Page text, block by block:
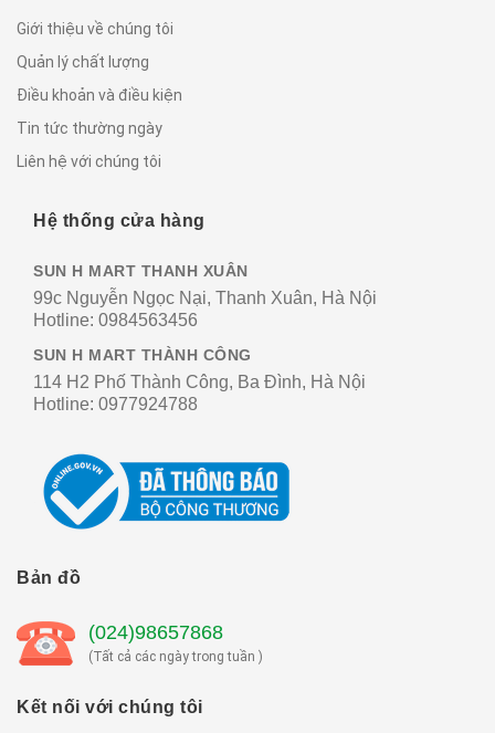
Giới thiệu về chúng tôi
Quản lý chất lượng
Điều khoản và điều kiện
Tin tức thường ngày
Liên hệ với chúng tôi
Hệ thống cửa hàng
SUN H MART THANH XUÂN
99c Nguyễn Ngọc Nại, Thanh Xuân, Hà Nội
Hotline: 0984563456
SUN H MART THÀNH CÔNG
114 H2 Phố Thành Công, Ba Đình, Hà Nội
Hotline: 0977924788
Bản đồ
(024)98657868
(Tất cả các ngày trong tuần )
Kết nối với chúng tôi